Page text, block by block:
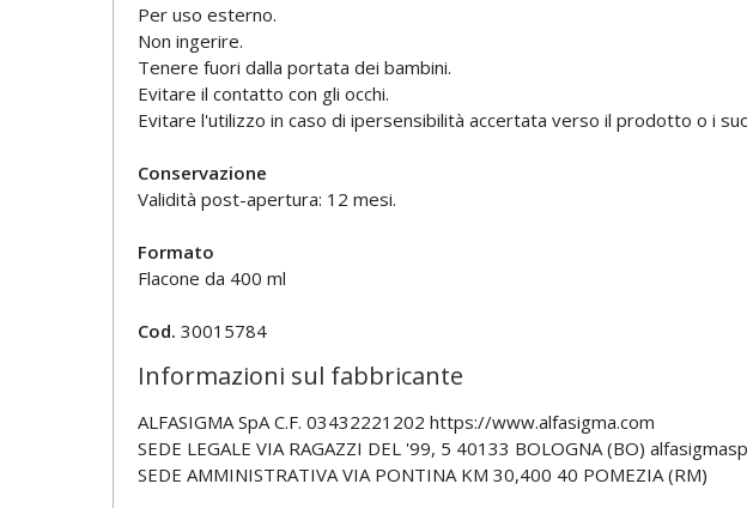
Per uso esterno.
Non ingerire.
Tenere fuori dalla portata dei bambini.
Evitare il contatto con gli occhi.
Evitare l'utilizzo in caso di ipersensibilità accertata verso il prodotto o i
Conservazione
Validità post-apertura: 12 mesi.
Formato
Flacone da 400 ml
Cod. 30015784
Informazioni sul fabbricante
ALFASIGMA SpA C.F. 03432221202 https://www.alfasigma.com
SEDE LEGALE VIA RAGAZZI DEL '99, 5 40133 BOLOGNA (BO)
SEDE AMMINISTRATIVA VIA PONTINA KM 30,400 40 POMEZIA (RM)